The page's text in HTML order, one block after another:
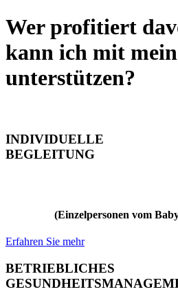
Wer profitiert
kann ich mit
unterstützen?
INDIVIDUELLE
BEGLEITUNG
(Einzelpersonen vom
Erfahren Sie mehr
BETRIEBLICHES